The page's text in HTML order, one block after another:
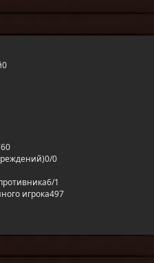
0
0/0
6/1
игрока497